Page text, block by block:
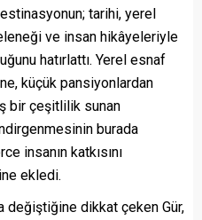
tarihi, yerel
ve insan hikâyeleriyle
hatırlattı. Yerel esnaf
küçük pansiyonlardan
bir çeşitlilik sunan
burada
insanın katkısını
ekledi.
değiştiğine dikkat çeken Gür,